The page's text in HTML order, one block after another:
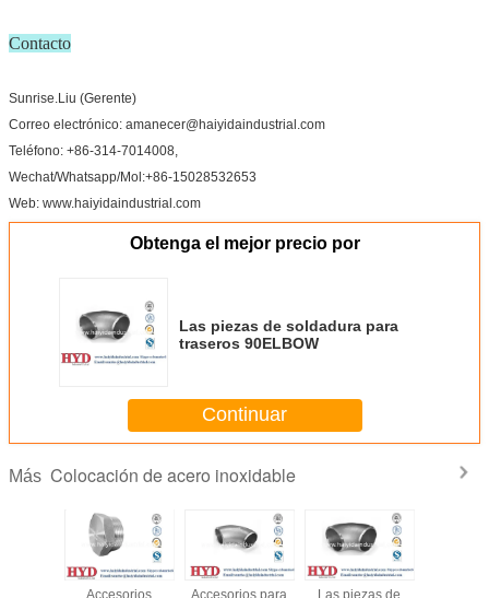
Contacto
Sunrise.Liu (Gerente)
Correo electrónico: amanecer@haiyidaindustrial.com
Teléfono: +86-314-7014008,
Wechat/Whatsapp/Mol:+86-15028532653
Web: www.haiyidaindustrial.com
Obtenga el mejor precio por
Las piezas de soldadura para
traseros 90ELBOW
Continuar
Más Colocación de acero inoxidable
Accesorios Accesorios para Las piezas de